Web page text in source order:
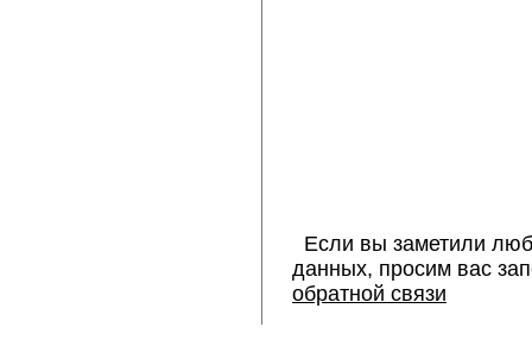
Если вы заметили
данных, просим вас
обратной связи